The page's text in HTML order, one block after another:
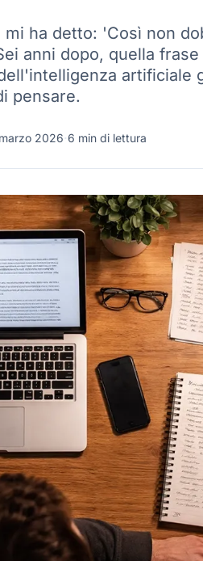
mi ha detto: 'Così non
anni dopo, quella
artificiale
pensare.
2026·6 min di lettura